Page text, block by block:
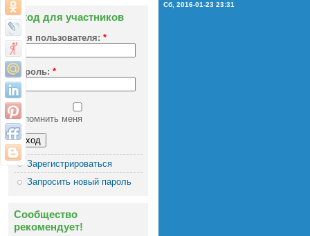
Вход для участников
Имя пользователя: *
Пароль: *
Запомнить меня
Зарегистрироваться
Запросить новый пароль
Сообщество
рекомендует!
Сб, 2016-01-23 23:31